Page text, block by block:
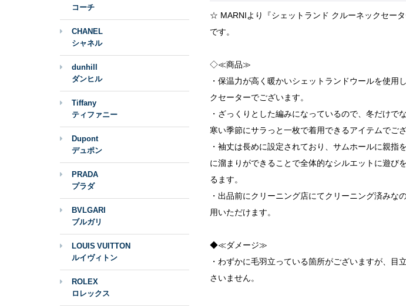
☆ MARNIより『シェットランド クルーネックセー
です。
◇≪商品≫
・保温力が高く暖かいシェットランドウールを使用
クセーターでございます。
・ざっくりとした編みになっているので、冬だけで
寒い季節にサラっと一枚で着用できるアイテムでござ
・袖丈は長めに設定されており、サムホールに親指
に溜まりができることで全体的なシルエットに遊び
るます。
・出品前にクリーニング店にてクリーニング済みな
用いただけます。
◆≪ダメージ≫
・わずかに毛羽立っている箇所がございますが、目
さいません。
コーチ
CHANEL
シャネル
dunhill
ダンヒル
Tiffany
ティファニー
Dupont
デュポン
PRADA
プラダ
BVLGARI
ブルガリ
LOUIS VUITTON
ルイヴィトン
ROLEX
ロレックス